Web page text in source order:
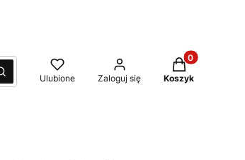
Szukaj Ulubione Zaloguj się
Produkty w
Koszyk